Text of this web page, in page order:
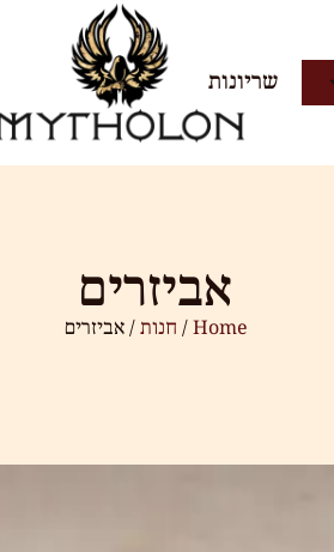
שריונות
אביזרים
Home
/ חנות / אביזרים